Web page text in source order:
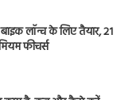
लॉन्च के लिए तैयार, 21
फीचर्स